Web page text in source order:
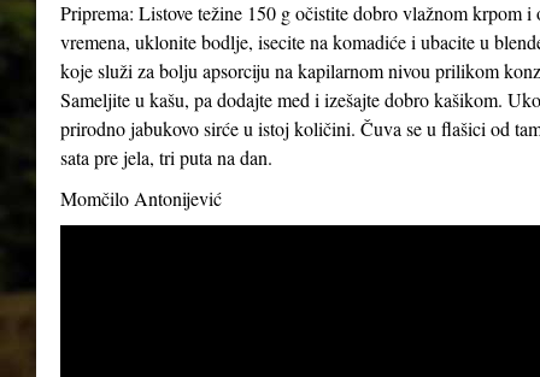
Priprema: Listove težine 150 g očistite dobro vlažnom krpom
vremena, uklonite bodlje, isecite na komadiće i ubacite u
koje služi za bolju apsorciju na kapilarnom nivou prilikom
Sameljite u kašu, pa dodajte med i izešajte dobro kašikom.
prirodno jabukovo sirće u istoj količini. Čuva se u flašici od
sata pre jela, tri puta na dan.
Momčilo Antonijević